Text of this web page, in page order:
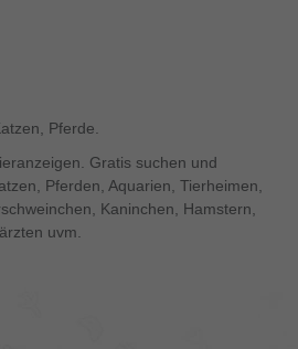
Pferde.
Gratis suchen und
Pferden, Aquarien, Tierheimen,
Kaninchen, Hamstern,
uvm.